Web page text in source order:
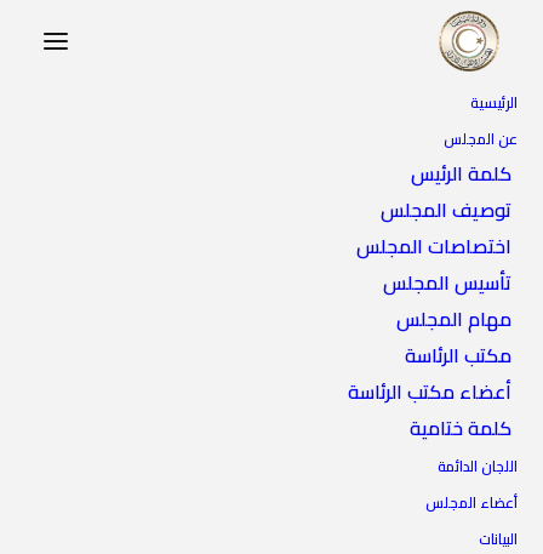
الرئيسية
عن المجلس
كلمة الرئيس
توصيف المجلس
اختصاصات المجلس
تأسيس المجلس
مهام المجلس
مكتب الرئاسة
أعضاء مكتب الرئاسة
كلمة ختامية
اللجان الدائمة
أعضاء المجلس
البيانات